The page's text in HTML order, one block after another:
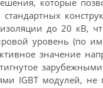
которые
до 20 кВ,
уровень (по
значение
зарубежными
IGBT модулей, не